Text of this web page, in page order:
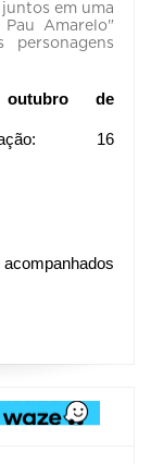
em uma
Amarelo"
de
: 16